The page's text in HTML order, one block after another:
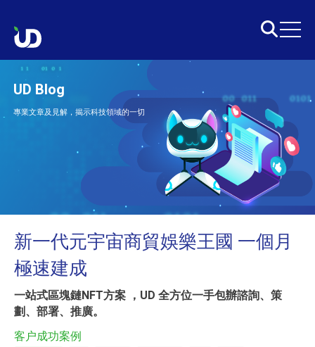
UD Blog
專業文章及見解，揭示科技領域的一切
新一代元宇宙商貿娛樂王國 一個月
極速建成
一站式區塊鏈NFT方案 ，UD 全方位一手包辦諮詢、策
劃、部署、推廣。
客户成功案例